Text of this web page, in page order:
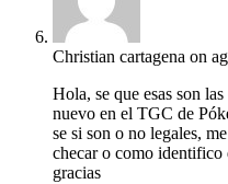
Christian cartagena on
Hola, se que esas son
nuevo en el TGC de
se si son o no legales,
checar o como identifico
gracias